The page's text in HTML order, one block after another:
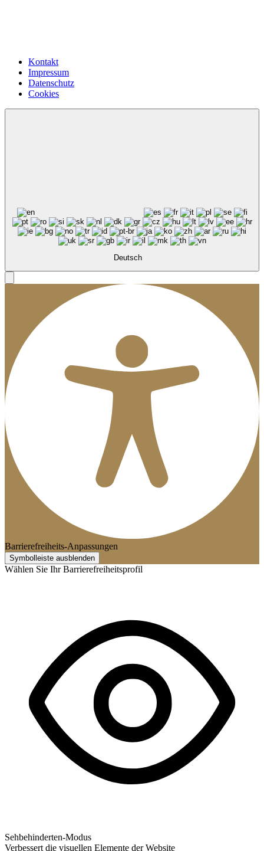
Kontakt
Impressum
Datenschutz
Cookies
Deutsch
Barrierefreiheits-Anpassungen
Symbolleiste ausblenden
Wählen Sie Ihr Barrierefreiheitsprofil
Sehbehinderten-Modus
Verbessert die visuellen Elemente der Website